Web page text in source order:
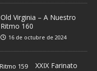
Old Virginia – A Nuestro
Ritmo 160
16 de octubre de 2024
XXIX Farinato